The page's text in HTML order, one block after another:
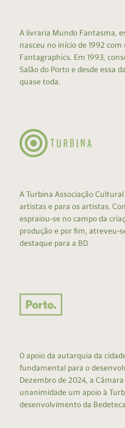
A livraria Mundo Fantasma,
nasceu no início de 1992
Fantagraphics. Em 1993,
Salão do Porto e desde essa
quase toda.
A Turbina Associação
artistas e para os artistas.
espraiou-se no campo da
produção e por fim, atreveu-
destaque para a BD.
O apoio da autarquia da
fundamental para o
Dezembro de 2024, a
unanimidade um apoio à
desenvolvimento da